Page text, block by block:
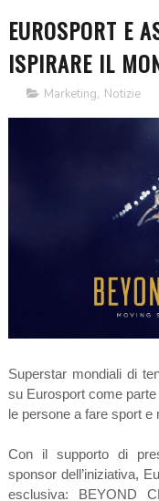
EUROSPORT E
ISPIRARE IL
Marketing, Notizie
Superstar mondiali di
su Eurosport come
le persone a fare sport e
Con il supporto di
sponsor dell’iniziativa,
esclusiva: BEYOND